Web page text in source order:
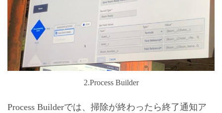
2.Process Builder
Process Builderでは、掃除が終わったら終了通知ア